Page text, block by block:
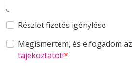
Részlet fizetés igénylése
Megismertem, és elfogadom az
tájékoztatót!